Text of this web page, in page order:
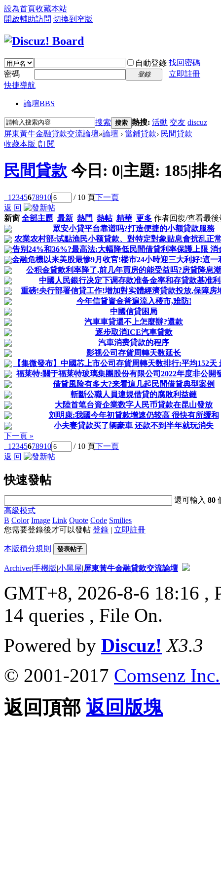
設為首頁收藏本站
開啟輔助訪問 切換到窄版
自動登錄 找回密碼
密碼
登錄
立即註冊
快捷導航
論壇BBS
搜索 搜索 熱搜: 活動 交友 discuz
屏東黃牛金融貸款交流論壇»論壇 › 當鋪貸款› 民間貸款
收藏本版 |訂閱
民間貸款 今日: 0|主題: 185|排
1 2345678910 / 10 頁下一頁
返 回
新窗 全部主題 最新 熱門 熱帖 精華 更多 作者回復/查看最後
眾安小貸平台靠谱吗?打造便捷的小额貸款服務
农業农村部:试點渔民小额貸款、對特定對象贴息會扰乱正
告别24%和36%?最高法:大幅降低民間借貸利率保護上限 消
金融危機以来美股最惨9月收官!楼市24小時迎三大利好!這一
公积金貸款利率降了,前几年買房的能受益吗?房貸降息
中國人民銀行决定下调存款准备金率和存貸款基准
重磅!央行部署信貸工作!增加對实體經濟貸款投放,保障房
今年信貸資金普遍流入楼市,难防!
中國信貸困局
汽車車貸還不上怎麼辦?還款
逐步取消ICE汽車貸款
汽車消费貸款的程序
影视公司存貨周轉天数延长
【集微發布】中國芯上市公司存貨周轉天数排行:平均152天
福莱特:關于福莱特玻璃集團股份有限公司2022年度非公開
借貸風险有多大?来看這几起民間借貸典型案例
斬斷公職人員違規借貸的腐敗利益鏈
大陸首笔台資企業数字人民币貸款在昆山發放
刘明康:我國今年初貸款增速仍较高 很快有所缓和
小夫妻貸款买了辆豪車 还款不到半年就玩消失
下一頁 »
1 2345678910 / 10 頁下一頁
返 回
快速發帖
還可輸入80
高級模式
B Color Image Link Quote Code Smilies
您需要登錄後才可以發帖 登錄 | 立即註冊
本版積分規則 發表帖子
Archiver|手機版|小黑屋|屏東黃牛金融貸款交流論壇
GMT+8, 2026-8-6 18:16 ,
14 queries , File On.
Powered by Discuz! X3.3
© 2001-2017 Comsenz Inc.
返回頂部 返回版塊